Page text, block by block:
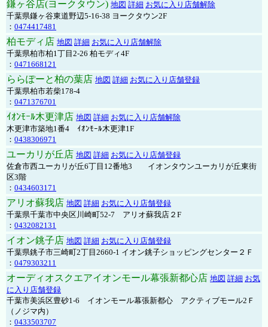
鎌ヶ谷店(ヨークタウン) 地図 詳細 お気に入り店舗解除
千葉県鎌ヶ谷東道野辺5-16-38 ヨークタウン2F
： 0474417481
柏モディ店 地図 詳細 お気に入り店舗解除
千葉県柏市柏1丁目2-26 柏モディ4F
： 0471668121
ららぽーと柏の葉店 地図 詳細 お気に入り店舗登録
千葉県柏市若柴178-4
： 0471376701
ｲｵﾝﾓｰﾙ木更津店 地図 詳細 お気に入り店舗解除
木更津市築地1番4 ｲｵﾝﾓｰﾙ木更津1F
： 0438306971
ユーカリが丘店 地図 詳細 お気に入り店舗登録
佐倉市西ユーカリが丘6丁目12番地3 イオンタウンユーカリが丘東街
区3階
： 0434603171
アリオ蘇我店 地図 詳細 お気に入り店舗登録
千葉県千葉市中央区川崎町52-7 アリオ蘇我店２F
： 0432082131
イオン銚子店 地図 詳細 お気に入り店舗登録
千葉県銚子市三崎町2丁目2660-1 イオン銚子ショッピングセンター２Ｆ
： 0479303211
オーディオスクエアイオンモール幕張新都心店 地図 詳細 お気
に入り店舗登録
千葉市美浜区豊砂1-6 イオンモール幕張新都心 アクティブモール2Ｆ
（ノジマ内）
： 0433503707